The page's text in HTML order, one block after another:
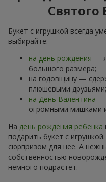
Святого
Букет с игрушкой всегда
выбирайте:
на день рождения —
большого размера;
на годовщину —
плюшевыми друзьями;
на День Валентина —
огромными мишками
На день рождения ребенка
подарить букет с
сюрпризом для нее. А
собственностью
немного подрастет.